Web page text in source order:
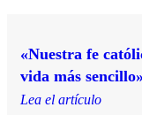
«Nuestra fe
vida más sencillo»
Lea el artículo